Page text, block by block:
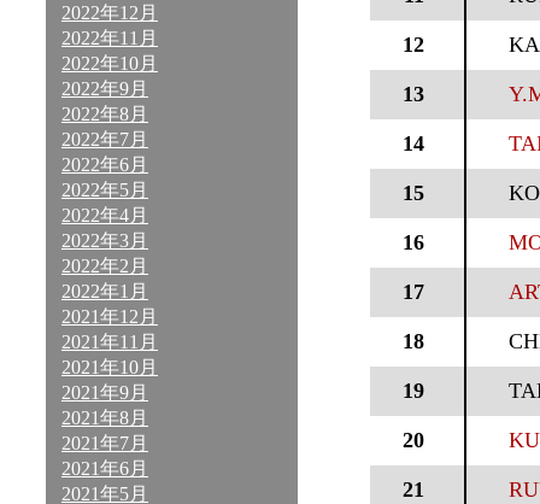
2022年12月
2022年11月
2022年10月
2022年9月
2022年8月
2022年7月
2022年6月
2022年5月
2022年4月
2022年3月
2022年2月
2022年1月
2021年12月
2021年11月
2021年10月
2021年9月
2021年8月
2021年7月
2021年6月
2021年5月
12
13
14
15
16
17
18
19
20
21